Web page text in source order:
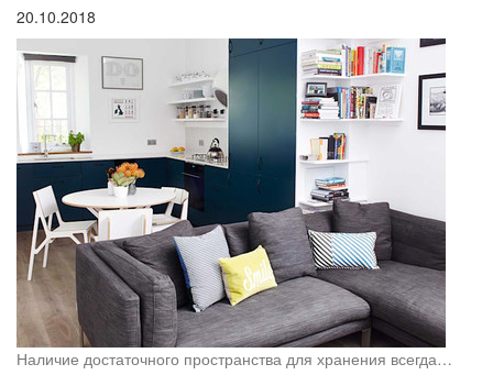
20.10.2018
Наличие достаточного пространства для хранения всегда…